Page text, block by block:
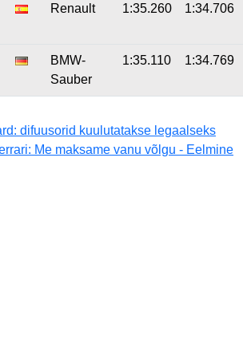
Renault 1:35.260 1:34.706
BMW-
Sauber
1:35.110 1:34.769
difuusorid kuulutatakse legaalseks
Me maksame vanu võlgu - Eelmine